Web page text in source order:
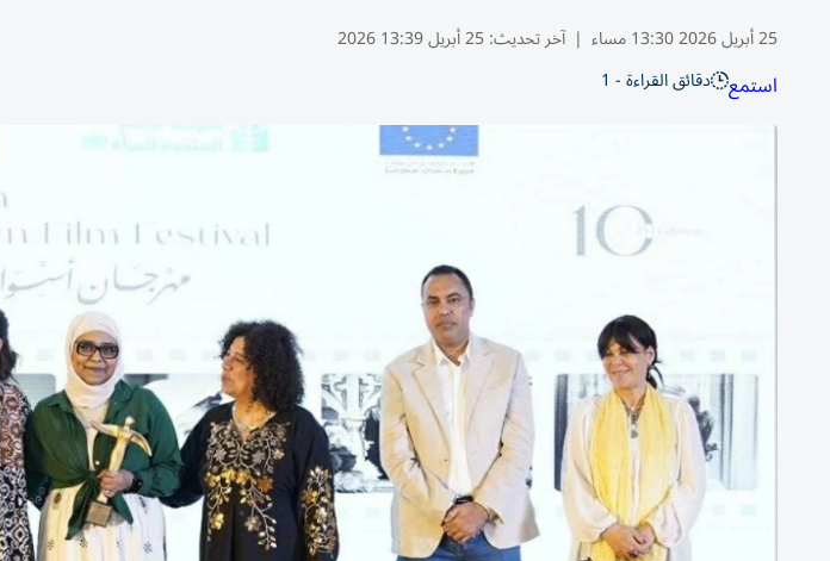
25 أبريل 2026 13:30 مساء | آخر تحديث:25 أبريل 13:39 2026
استمع دقائق القراءة - 1